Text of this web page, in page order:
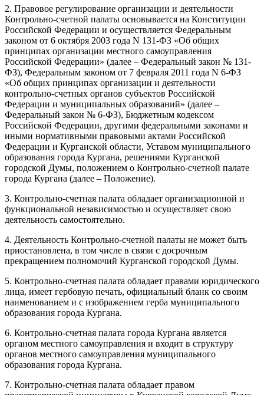
2. Правовое регулирование организации и деятельности
Контрольно-счетной палаты основывается на Конституции
Российской Федерации и осуществляется Федеральным
законом от 6 октября 2003 года N 131-ФЗ «Об общих
принципах организации местного самоуправления
Российской Федерации» (далее – Федеральный закон № 131-
ФЗ), Федеральным законом от 7 февраля 2011 года N 6-ФЗ
«Об общих принципах организации и деятельности
контрольно-счетных органов субъектов Российской
Федерации и муниципальных образований» (далее –
Федеральный закон № 6-ФЗ), Бюджетным кодексом
Российской Федерации, другими федеральными законами и
иными нормативными правовыми актами Российской
Федерации и Курганской области, Уставом муниципального
образования города Кургана, решениями Курганской
городской Думы, положением о Контрольно-счетной палате
города Кургана (далее – Положение).
3. Контрольно-счетная палата обладает организационной и
функциональной независимостью и осуществляет свою
деятельность самостоятельно.
4. Деятельность Контрольно-счетной палаты не может быть
приостановлена, в том числе в связи с досрочным
прекращением полномочий Курганской городской Думы.
5. Контрольно-счетная палата обладает правами юридического
лица, имеет гербовую печать, официальный бланк со своим
наименованием и с изображением герба муниципального
образования города Кургана.
6. Контрольно-счетная палата города Кургана является
органом местного самоуправления и входит в структуру
органов местного самоуправления муниципального
образования города Кургана.
7. Контрольно-счетная палата обладает правом